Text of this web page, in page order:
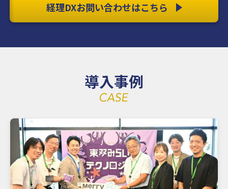
経理DXお問い合わせはこちら
導入事例